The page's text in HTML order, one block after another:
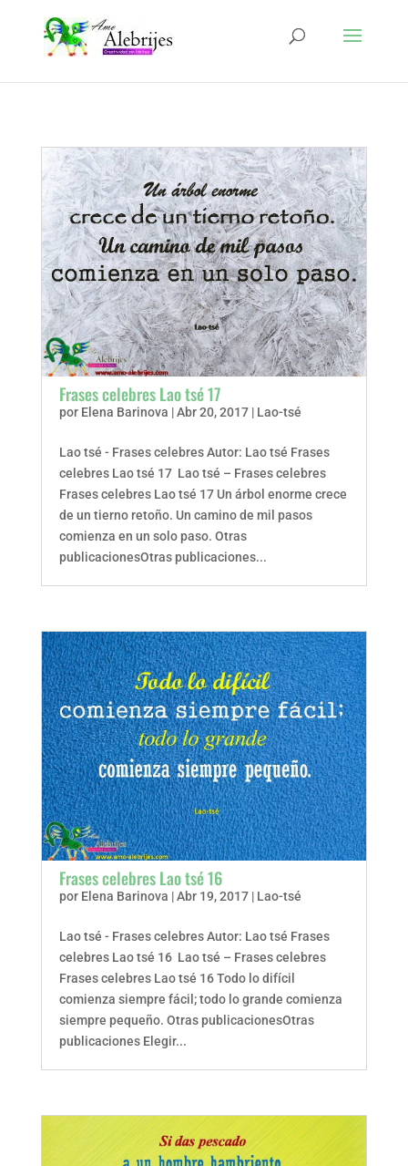
Frases celebres Lao tsé 17
por Elena Barinova |Abr 20, 2017| Lao-tsé
Lao tsé - Frases celebres Autor: Lao tsé Frases
celebres Lao tsé 17 Lao tsé – Frases celebres
Frases celebres Lao tsé 17 Un árbol enorme crece
de un tierno retoño. Un camino de mil pasos
comienza en un solo paso. Otras
publicacionesOtras publicaciones...
Frases celebres Lao tsé 16
por Elena Barinova |Abr 19, 2017| Lao-tsé
Lao tsé - Frases celebres Autor: Lao tsé Frases
celebres Lao tsé 16 Lao tsé – Frases celebres
Frases celebres Lao tsé 16 Todo lo difícil
comienza siempre fácil; todo lo grande comienza
siempre pequeño. Otras publicacionesOtras
publicaciones Elegir...